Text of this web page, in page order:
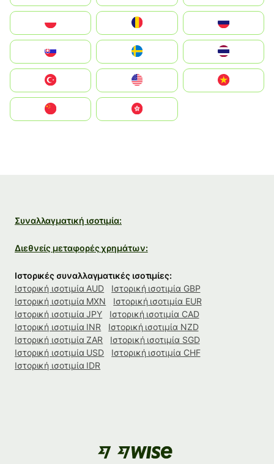
United States
中國香港特別行政區
Συναλλαγματική ισοτιμία:
Διεθνείς μεταφορές χρημάτων:
Ιστορικές συναλλαγματικές ισοτιμίες:
Ιστορική ισοτιμία AUD
Ιστορική ισοτιμία GBP
Ιστορική ισοτιμία MXN
Ιστορική ισοτιμία EUR
Ιστορική ισοτιμία JPY
Ιστορική ισοτιμία CAD
Ιστορική ισοτιμία INR
Ιστορική ισοτιμία NZD
Ιστορική ισοτιμία ZAR
Ιστορική ισοτιμία SGD
Ιστορική ισοτιμία USD
Ιστορική ισοτιμία CHF
Ιστορική ισοτιμία IDR